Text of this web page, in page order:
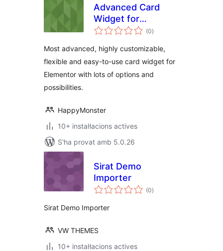
Advanced Card
Widget for
Elementor
(0puntuacions
totals
)
Most advanced, highly customizable,
flexible and easy-to-use card widget for
Elementor with lots of options and
possibilities.
HappyMonster
10+ instal·lacions actives
S'ha provat amb 5.0.26
Sirat Demo
Importer
(0puntuacions
totals
)
Sirat Demo Importer
VW THEMES
10+ instal·lacions actives